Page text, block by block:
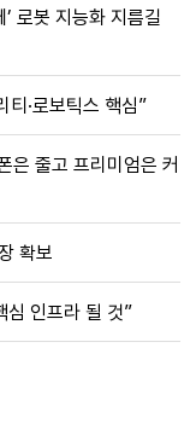
로봇 지능화 지름길
티·로보틱스 핵심”
은 줄고 프리미엄은 커
확보
심 인프라 될 것”